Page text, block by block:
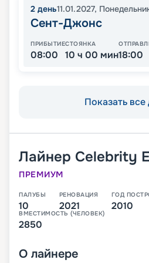
2 день11.01.2027,
Сент-Джонс
ПРИБЫТИЕ
08:00
СТОЯНКА
10 ч 00 мин18:00
Показать все
Лайнер Celebrity
ПРЕМИУМ
ПАЛУБЫ
10
РЕНОВАЦИЯ
2021
ГОД
2010
ВМЕСТИМОСТЬ (ЧЕЛОВЕК)
2850
О лайнере